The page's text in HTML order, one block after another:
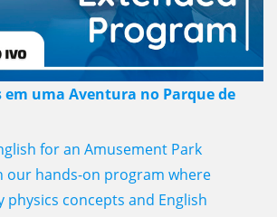
em uma Aventura no Parque de
for an Amusement Park
our hands-on program where
physics concepts and English